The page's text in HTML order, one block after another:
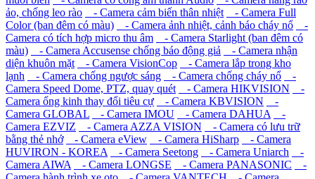
ảo, chống leo rào
- Camera cảm biến thân nhiệt
- Camera Full
Color (ban đêm có màu)
- Camera ảnh nhiệt, cảnh báo cháy nổ
-
Camera có tích hợp micro thu âm
- Camera Starlight (ban đêm có
màu)
- Camera Accusense chống báo động giả
- Camera nhận
diện khuôn mặt
- Camera VisionCop
- Camera lắp trong kho
lạnh
- Camera chống ngược sáng - Camera chống cháy nổ
-
Camera Speed Dome, PTZ, quay quét
- Camera HIKVISION
-
Camera ống kinh thay đổi tiêu cự
- Camera KBVISION
-
Camera GLOBAL
- Camera IMOU - Camera DAHUA
-
Camera EZVIZ
- Camera AZZA VISION
- Camera có lưu trữ
bằng thẻ nhớ
- Camera eView - Camera HiSharp
- Camera
HUVIRON - KOREA
- Camera Seetong - Camera Uniarch
-
Camera AIWA
- Camera LONGSE - Camera PANASONIC
-